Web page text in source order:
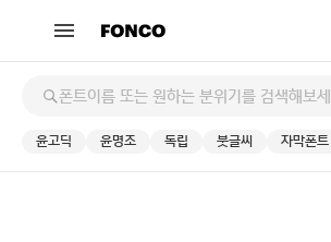
윤고딕 윤명조 독립 붓글씨 자막폰트